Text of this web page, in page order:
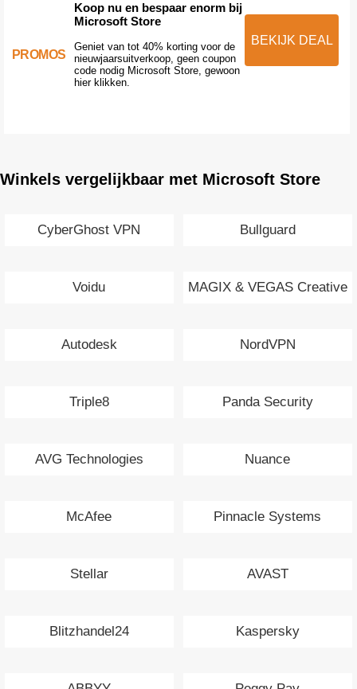
PROMOS
Koop nu en bespaar enorm bij
Microsoft Store
Geniet van tot 40% korting voor de
nieuwjaarsuitverkoop, geen coupon
code nodig Microsoft Store, gewoon
hier klikken.
BEKIJK DEAL
Winkels vergelijkbaar met Microsoft Store
CyberGhost VPN Bullguard
Voidu MAGIX & VEGAS Creative
Autodesk
NordVPN
Triple8 Panda Security
AVG Technologies Nuance
McAfee Pinnacle Systems
Stellar AVAST
Blitzhandel24 Kaspersky